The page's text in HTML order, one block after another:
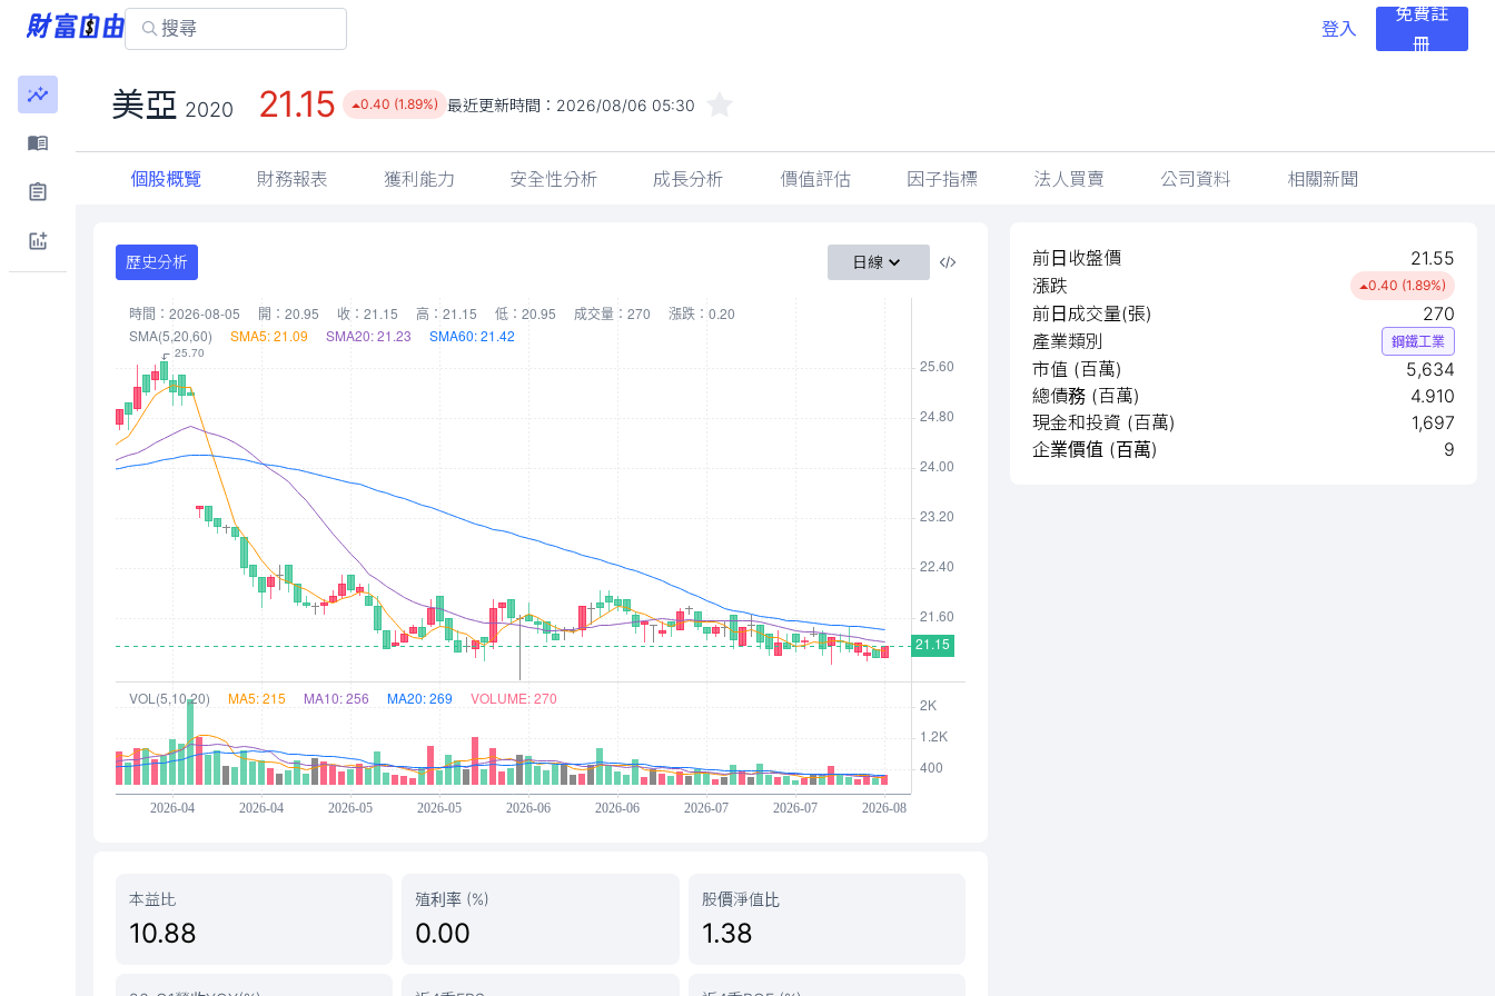
登入
免費註
冊
美亞 2020 21.15 0.40 (1.89%) 最近更新時間： 2026/08/06 05:30
個股概覽 財務報表 獲利能力 安全性分析 成長分析 價值評估 因子指標 法人買賣 公司資料 相關新聞
歷史分析 日線
本益比
10.88
殖利率 (%)
0.00
股價淨值比
1.38
前日收盤價
21.55
漲跌
0.40 (1.89%)
前日成交量(張)
270
產業類別
鋼鐵工業
市值 (百萬)
5,634
總債務 (百萬)
4.910
現金和投資 (百萬)
1,697
企業價值 (百萬)
9